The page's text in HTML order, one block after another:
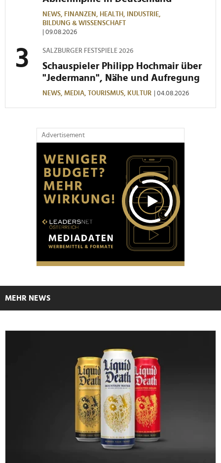
NEWS, FINANZEN, HEALTH,
INDUSTRIE,
BILDUNG & WISSENSCHAFT
| 09.08.2026
SALZBURGER FESTSPIELE 2026
Schauspieler Philipp Hochmair über
"Jedermann", Nähe und Aufregung
NEWS, MEDIA, TOURISMUS, KULTUR | 04.08.2026
Advertisement
MEHR NEWS